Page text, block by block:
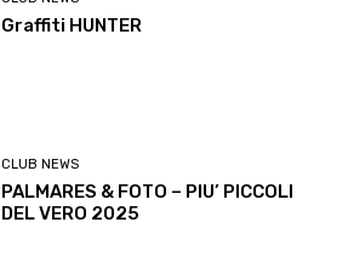
Graffiti HUNTER
CLUB NEWS
PALMARES & FOTO – PIU’ PICCOLI
DEL VERO 2025